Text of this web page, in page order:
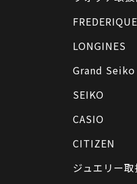
LONGINES
Grand Seiko
SEIKO
CASIO
CITIZEN
ジュエリー